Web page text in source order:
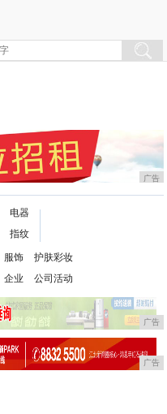
广告
电器
指纹
服饰
企业
护肤彩妆
公司活动
广告
广告